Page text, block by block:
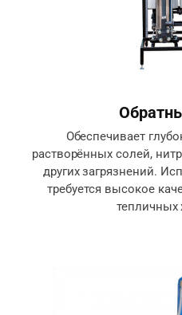
Обеспечивает
растворённых солей,
других загрязнений.
требуется высокое
тепличных